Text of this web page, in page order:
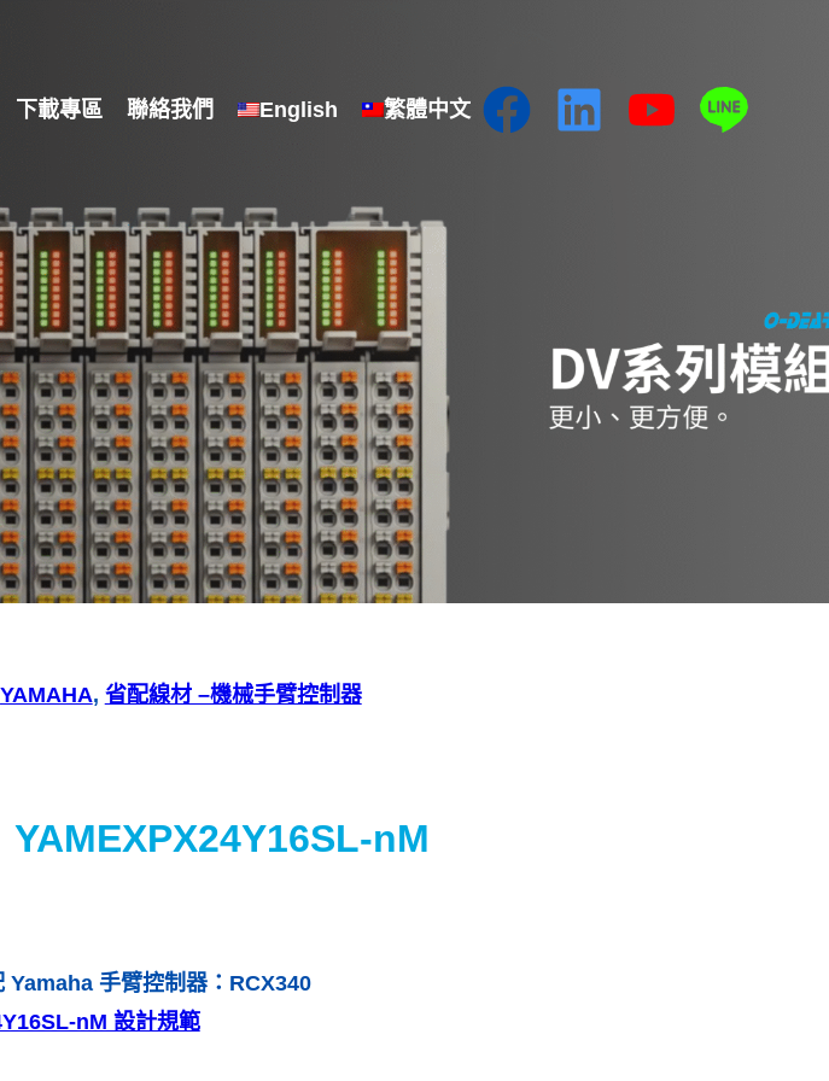
下載專區 聯絡我們 English 繁體中文
YAMAHA, 省配線材 –機械手臂控制器
YAMEXPX24Y16SL-nM
Yamaha 手臂控制器：RCX340
nM 設計規範